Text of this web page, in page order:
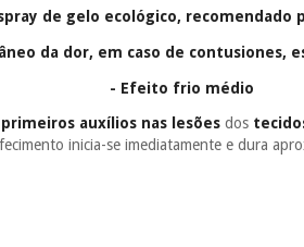
de gelo ecológico, recomendado
da dor, em caso de contusiones,
- Efeito frio médio
primeiros auxílios nas lesões dos
inicia-se imediatamente e dura